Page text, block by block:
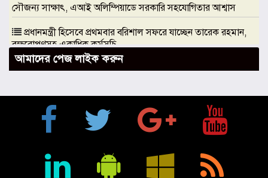
সৌজন্য সাক্ষাৎ, এআই অলিম্পিয়াডে সরকারি সহযোগিতার আশ্বাস
প্রধানমন্ত্রী হিসেবে প্রথমবার বরিশাল সফরে যাচ্ছেন তারেক রহমান,
বৃক্ষরোপণসহ একাধিক কর্মসূচি
ঢাকা মেডিকেলকে গবেষণা, উদ্ভাবন ও মানবিক নেতৃত্বের আন্তর্জাতিক
মুক্তিযুদ্ধে ইস্ট বেঙ্গল রেজিমেন্টের গৌরবোজ্জ্বল ভূমিকা ইতিহাসের
অবিচ্ছেদ্য অধ্যায়: স্পিকার হাফিজ উদ্দিন আহমদ বীর বিক্রম
জহির উদ্দিন স্বপন
আমাদের পেজ লাইক করুন